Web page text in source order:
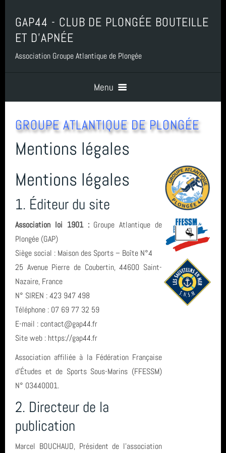
GAP44 - CLUB DE PLONGÉE BOUTEILLE
ET D'APNÉE
Association Groupe Atlantique de Plongée
Menu
Accueil
Contact
Boutique, Baptême, Billetterie et Adhésion
L'encadrement
Nous situer
Statuts, règlement intérieur, charte formation, ... ⚓
Horaire des marées
Espace privé GAP - Encadrants et Directeurs de plongée 🐠
Catégories
GROUPE ATLANTIQUE DE PLONGÉE
Mentions légales
Mentions légales
1. Éditeur du site
Association loi 1901 :Groupe Atlantique de
Plongée (GAP)
Siège social : Maison des Sports – Boîte N°4
25 Avenue Pierre de Coubertin, 44600 Saint-
Nazaire, France
N° SIREN : 423 947 498
Téléphone : 07 69 77 32 59
E-mail : contact@gap44.fr
Site web : https://gap44.fr
Association affiliée à la Fédération Française
d’Études et de Sports Sous-Marins (FFESSM)
N° 03440001.
2. Directeur de la
publication
Marcel BOUCHAUD, Président de l’association